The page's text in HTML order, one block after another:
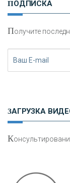
ПОДПИСКА
Получите
ЗАГРУЗКА
К